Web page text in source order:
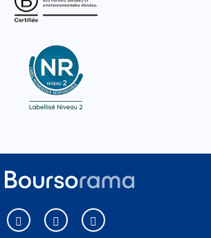
Boursorama sur Facebook
Boursorama sur XBoursorama sur